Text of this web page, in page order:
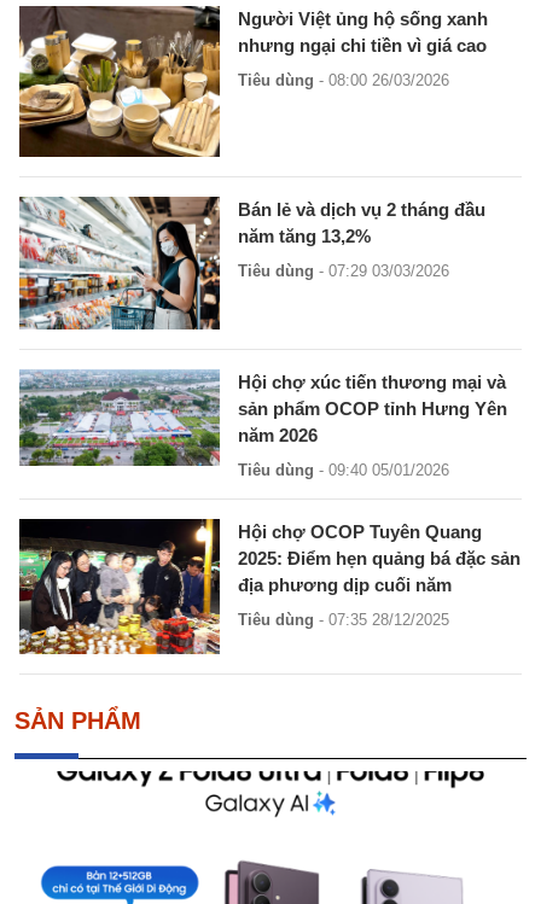
Người Việt ủng hộ sống xanh
nhưng ngại chi tiền vì giá cao
Tiêu dùng - 08:00 26/03/2026
Bán lẻ và dịch vụ 2 tháng đầu
năm tăng 13,2%
Tiêu dùng - 07:29 03/03/2026
Hội chợ xúc tiến thương mại và
sản phẩm OCOP tỉnh Hưng Yên
năm 2026
Tiêu dùng - 09:40 05/01/2026
Hội chợ OCOP Tuyên Quang
2025: Điểm hẹn quảng bá đặc sản
địa phương dịp cuối năm
Tiêu dùng - 07:35 28/12/2025
SẢN PHẨM